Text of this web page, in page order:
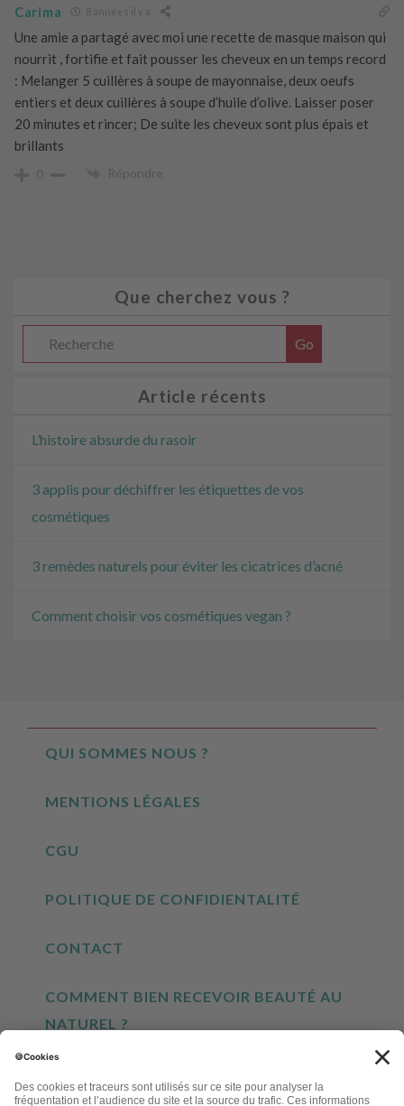
Carima 8 années il y a
Une amie a partagé avec moi une recette de masque maison qui
nourrit , fortifie et fait pousser les cheveux en un temps record
: Melanger 5 cuillères à soupe de mayonnaise, deux oeufs
entiers et deux cuillères à soupe d’huile d’olive. Laisser poser
20 minutes et rincer; De suite les cheveux sont plus épais et
brillants
0 Répondre
Que cherchez vous ?
Article récents
L’histoire absurde du rasoir
3 applis pour déchiffrer les étiquettes de vos
cosmétiques
3 remèdes naturels pour éviter les cicatrices d’acné
Comment choisir vos cosmétiques vegan ?
QUI SOMMES NOUS ?
MENTIONS LÉGALES
CGU
POLITIQUE DE CONFIDIENTALITÉ
CONTACT
COMMENT BIEN RECEVOIR BEAUTÉ AU
NATUREL ?